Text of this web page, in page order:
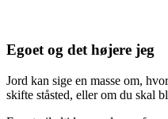
Egoet og det højere jeg
Jord kan sige en masse om,
skifte ståsted, eller om du skal